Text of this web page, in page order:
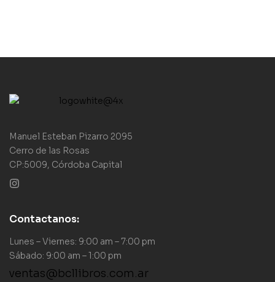
Manuel Esteban Pizarro 2095
Cerro de las Rosas
CP:5009, Córdoba Capital
Contactanos:
Lunes – Viernes: 9:00 am – 7:00 pm
Sábado: 9:00 am – 1:00 pm
ventas@bcllibros.com.ar